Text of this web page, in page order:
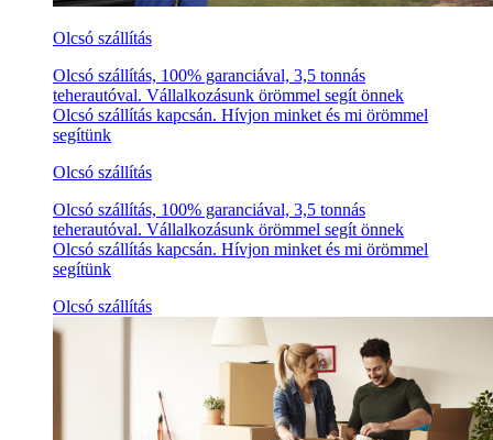
Olcsó szállítás
Olcsó szállítás, 100% garanciával, 3,5 tonnás
teherautóval. Vállalkozásunk örömmel segít önnek
Olcsó szállítás kapcsán. Hívjon minket és mi örömmel
segítünk
Olcsó szállítás
Olcsó szállítás, 100% garanciával, 3,5 tonnás
teherautóval. Vállalkozásunk örömmel segít önnek
Olcsó szállítás kapcsán. Hívjon minket és mi örömmel
segítünk
Olcsó szállítás